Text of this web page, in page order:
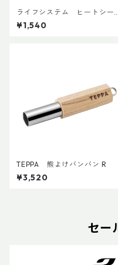
ライフシステム ヒートシー
ルドポンチョ
¥1,540
TEPPA 熊よけバンバン R
¥3,520
セー